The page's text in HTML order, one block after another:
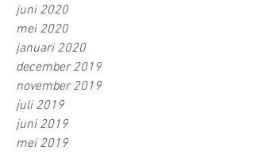
juni 2020
mei 2020
januari 2020
december 2019
november 2019
juli 2019
juni 2019
mei 2019